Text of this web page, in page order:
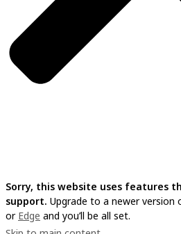
Sorry, this website uses features
support. Upgrade to a newer version
or Edge and you’ll be all set.